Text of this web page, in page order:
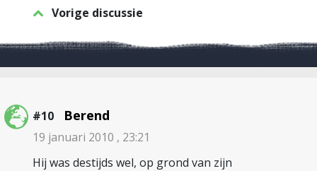
Vorige discussie
#10 Berend
19 januari 2010 , 23:21
Hij was destijds wel, op grond van zijn